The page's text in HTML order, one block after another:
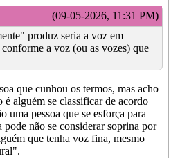
(09-05-2026, 11:31 PM)
produz seria a voz em
a voz (ou as vozes) que
que cunhou os termos, mas acho
é alguém se classificar de acordo
uma pessoa que se esforça para
pode não se considerar soprina por
que tenha voz fina, mesmo